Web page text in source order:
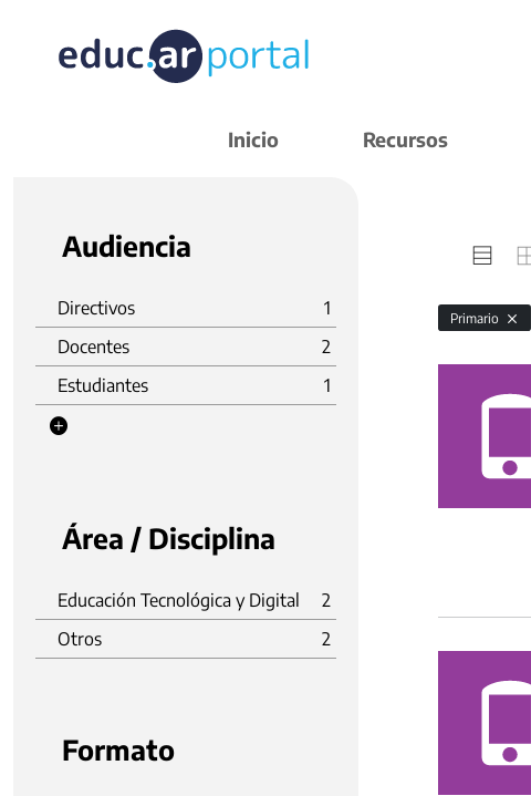
Inicio Recursos
Audiencia
Directivos
1
Docentes
2
Estudiantes
1
Área / Disciplina
Educación Tecnológica y Digital
2
Otros
2
Formato
Primario